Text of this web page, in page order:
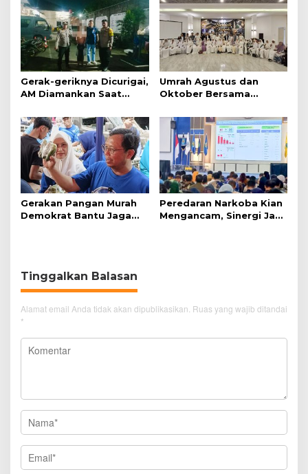
Gerak-geriknya Dicurigai,
AM Diamankan Saat
Umrah Agustus dan
Oktober Bersama
Menuju Baitullah
Gerakan Pangan Murah
Demokrat Bantu Jaga
Peredaran Narkoba Kian
Mengancam, Sinergi Jadi
Tinggalkan Balasan
Alamat email Anda tidak akan dipublikasikan. Ruas yang wajib ditandai
*